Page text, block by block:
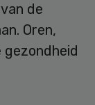
de
Oren,
gezondheid